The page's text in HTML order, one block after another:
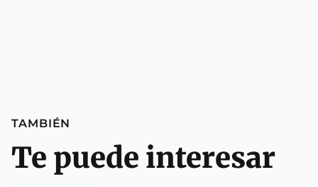
TAMBIÉN
Te puede interesar